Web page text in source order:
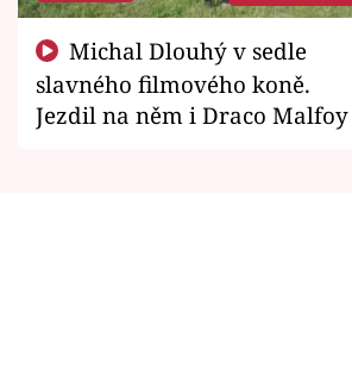
slavného filmového koně.
Jezdil na něm i Draco Malfoy